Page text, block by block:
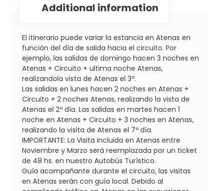
additional information
El itinerario puede variar la estancia en Atenas en
función del día de salida hacia el circuito. Por
ejemplo, las salidas de domingo hacen 3 noches en
Atenas + Circuito + ultima noche Atenas,
realizandola vista de Atenas el 3º.
Las salidas en lunes hacen 2 noches en Atenas +
Circuito + 2 noches Atenas, realizando la vista de
Atenas el 2º día. Las salidas en martes hacen 1
noche en Atenas + Circuito + 3 noches en Atenas,
realizando la visita de Atenas el 7º día.
IMPORTANTE: La Visita incluida en Atenas entre
Noviembre y Marzo será reemplazada por un ticket
de 48 hs. en nuestro Autobús Turístico.
Guía acompañante durante el circuito, las visitas
en Atenas serán con guía local. Debido al